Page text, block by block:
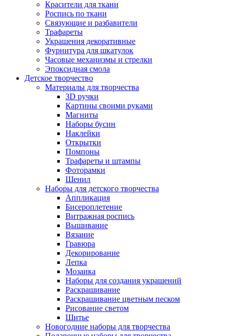
Красители для ткани
Роспись по ткани
Связующие и разбавители
Трафареты
Украшения декоративные
Фурнитура для шкатулок
Часовые механизмы и стрелки
Эпоксидная смола
Детское творчество
Материалы для творчества
3D ручки
Картины своими руками
Магниты
Наборы бусин
Наклейки
Открытки
Помпоны
Трафареты и штампы
Фоторамки
Шенил
Наборы для детского творчества
Аппликация
Бисероплетение
Витражная роспись
Вышивание
Вязание
Гравюра
Декорирование
Лепка
Мозаика
Наборы для создания украшений
Раскрашивание
Раскрашивание цветным песком
Рисование светом
Шитье
Новогодние наборы для творчества